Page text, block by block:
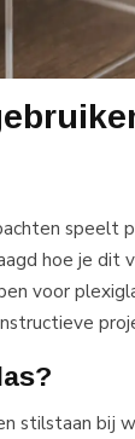
speelt
hoe je
voor
stilstaan bij